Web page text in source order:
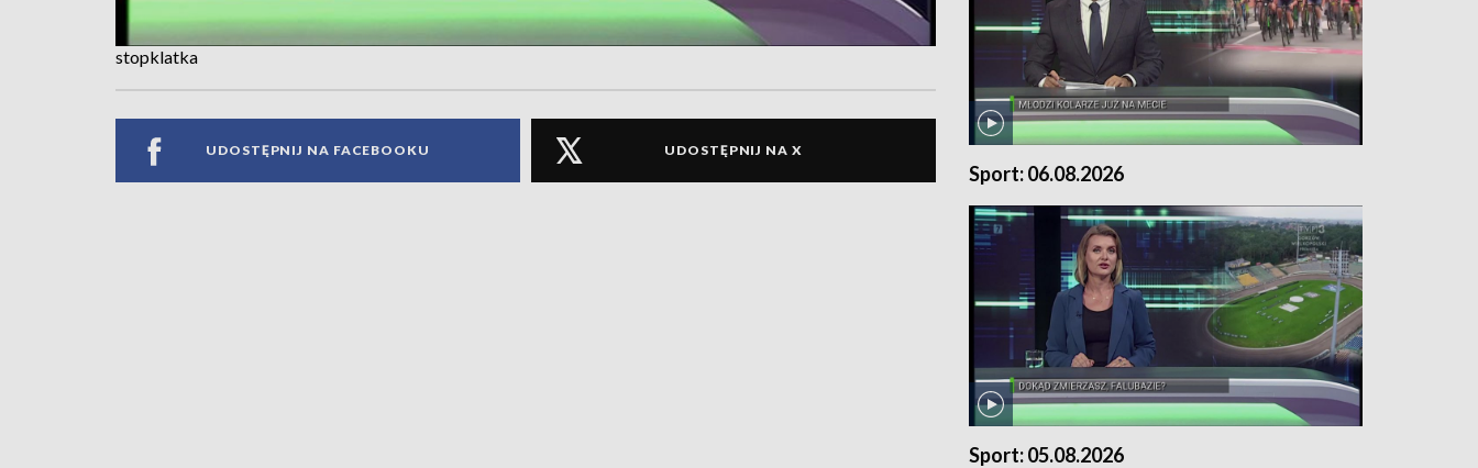
stopklatka
UDOSTĘPNIJ NA FACEBOOKU UDOSTĘPNIJ NA X
Sport: 06.08.2026
Sport: 05.08.2026